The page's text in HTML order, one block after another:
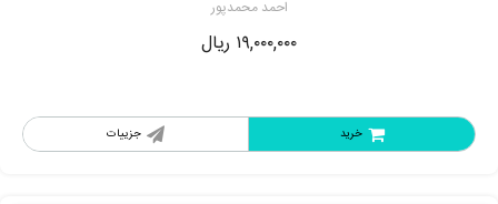
احمد محمدپور
۱۹,۰۰۰,۰۰۰ ریال
جزییات خرید